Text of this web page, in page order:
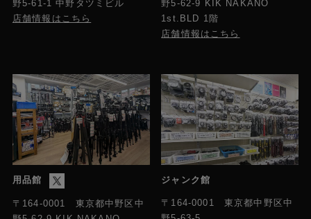
野5-61-1 中野タツミビル
店舗情報はこちら
野5-62-9 KIK NAKANO
1st.BLD 1階
店舗情報はこちら
用品館
〒164-0001 東京都中野区中
ジャンク館
〒164-0001 東京都中野区中